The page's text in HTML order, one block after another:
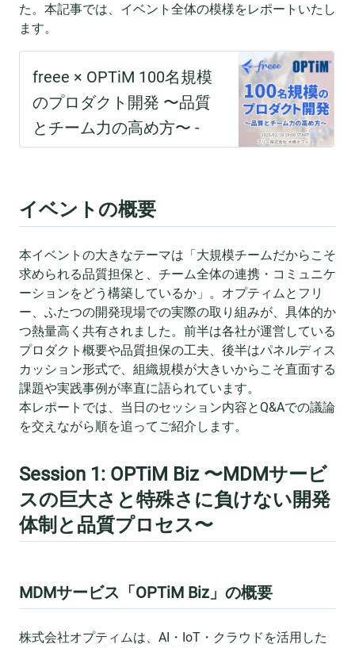
た。本記事では、イベント全体の模様をレポートいたし
ます。
イベントの概要
本イベントの大きなテーマは「大規模チームだからこそ
求められる品質担保と、チーム全体の連携・コミュニケ
ーションをどう構築しているか」。オプティムとフリ
ー、ふたつの開発現場での実際の取り組みが、具体的か
つ熱量高く共有されました。前半は各社が運営している
プロダクト概要や品質担保の工夫、後半はパネルディス
カッション形式で、組織規模が大きいからこそ直面する
課題や実践事例が率直に語られています。
本レポートでは、当日のセッション内容とQ&Aでの議論
を交えながら順を追ってご紹介します。
Session 1: OPTiM Biz 〜MDMサービ
スの巨大さと特殊さに負けない開発
体制と品質プロセス〜
MDMサービス「OPTiM Biz」の概要
株式会社オプティムは、AI・IoT・クラウドを活用した